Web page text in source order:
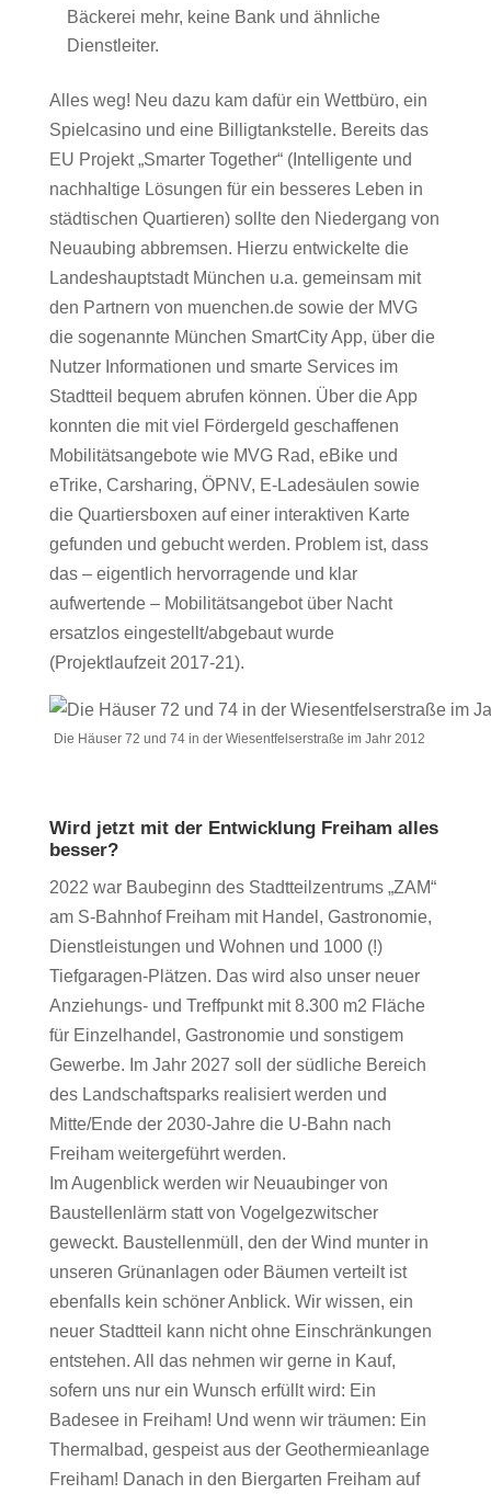
Bäckerei mehr, keine Bank und ähnliche
Dienstleiter.
Alles weg! Neu dazu kam dafür ein Wettbüro, ein
Spielcasino und eine Billigtankstelle. Bereits das
EU Projekt „Smarter Together“ (Intelligente und
nachhaltige Lösungen für ein besseres Leben in
städtischen Quartieren) sollte den Niedergang von
Neuaubing abbremsen. Hierzu entwickelte die
Landeshauptstadt München u.a. gemeinsam mit
den Partnern von muenchen.de sowie der MVG
die sogenannte München SmartCity App, über die
Nutzer Informationen und smarte Services im
Stadtteil bequem abrufen können. Über die App
konnten die mit viel Fördergeld geschaffenen
Mobilitätsangebote wie MVG Rad, eBike und
eTrike, Carsharing, ÖPNV, E-Ladesäulen sowie
die Quartiersboxen auf einer interaktiven Karte
gefunden und gebucht werden. Problem ist, dass
das – eigentlich hervorragende und klar
aufwertende – Mobilitätsangebot über Nacht
ersatzlos eingestellt/abgebaut wurde
(Projektlaufzeit 2017-21).
Die Häuser 72 und 74 in der Wiesentfelserstraße im Jahr 2012
Wird jetzt mit der Entwicklung Freiham alles
besser?
2022 war Baubeginn des Stadtteilzentrums „ZAM“
am S-Bahnhof Freiham mit Handel, Gastronomie,
Dienstleistungen und Wohnen und 1000 (!)
Tiefgaragen-Plätzen. Das wird also unser neuer
Anziehungs- und Treffpunkt mit 8.300 m2 Fläche
für Einzelhandel, Gastronomie und sonstigem
Gewerbe. Im Jahr 2027 soll der südliche Bereich
des Landschaftsparks realisiert werden und
Mitte/Ende der 2030-Jahre die U-Bahn nach
Freiham weitergeführt werden.
Im Augenblick werden wir Neuaubinger von
Baustellenlärm statt von Vogelgezwitscher
geweckt. Baustellenmüll, den der Wind munter in
unseren Grünanlagen oder Bäumen verteilt ist
ebenfalls kein schöner Anblick. Wir wissen, ein
neuer Stadtteil kann nicht ohne Einschränkungen
entstehen. All das nehmen wir gerne in Kauf,
sofern uns nur ein Wunsch erfüllt wird: Ein
Badesee in Freiham! Und wenn wir träumen: Ein
Thermalbad, gespeist aus der Geothermieanlage
Freiham! Danach in den Biergarten Freiham auf